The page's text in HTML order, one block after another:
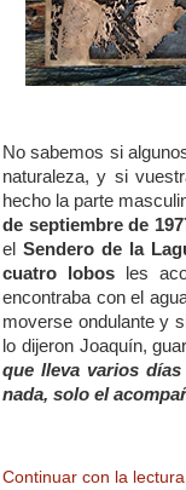
No sabemos si
naturaleza, y si
hecho la parte
de septiembre de
el Sendero de la
cuatro lobos les
encontraba con el
moverse ondulante y
lo dijeron Joaquín,
que lleva varios
nada, solo el
Continuar con la